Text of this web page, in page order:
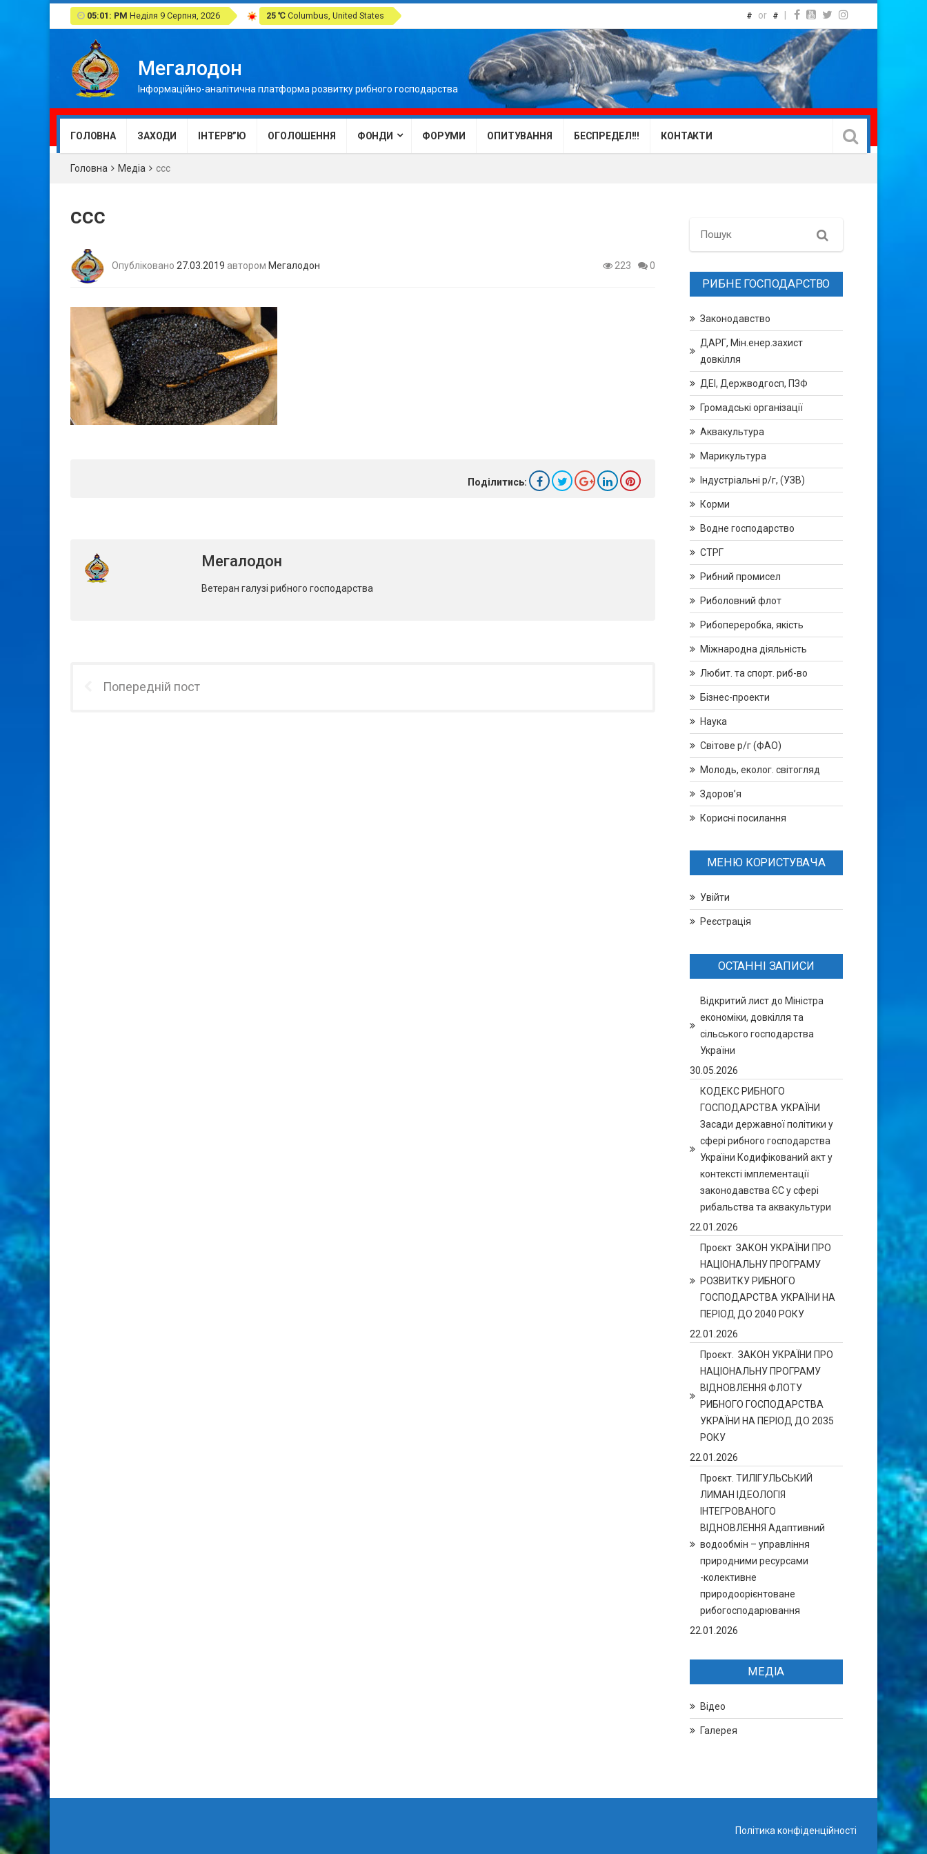
05:01: PM Неділя 9 Серпня, 2026 25 ℃ Columbus, United States # or #
Мегалодон
Інформаційно-аналітична платформа розвитку рибного господарства
ГОЛОВНА ЗАХОДИ ІНТЕРВ”Ю ОГОЛОШЕННЯ ФОНДИ ФОРУМИ ОПИТУВАННЯ БЕСПРЕДЕЛ!!! КОНТАКТИ
Головна Медіа ccc
ccc
Опубліковано 27.03.2019 автором Мегалодон 223 0
Поділитись:
Мегалодон
Ветеран галузі рибного господарства
Попередній пост
Search
РИБНЕ ГОСПОДАРСТВО
Законодавство
ДАРГ, Мін.енер.захист
довкілля
ДЕІ, Держводгосп, ПЗФ
Громадські організації
Аквакультура
Марикультура
Індустріальні р/г, (УЗВ)
Корми
Водне господарство
СТРГ
Рибний промисел
Риболовний флот
Рибопереробка, якість
Міжнародна діяльність
Любит. та спорт. риб-во
Бізнес-проекти
Наука
Світове р/г (ФАО)
Молодь, еколог. світогляд
Здоров’я
Корисні посилання
МЕНЮ КОРИСТУВАЧА
Увійти
Реєстрація
ОСТАННІ ЗАПИСИ
Відкритий лист до Міністра
економіки, довкілля та
сільського господарства
України
30.05.2026
КОДЕКС РИБНОГО
ГОСПОДАРСТВА УКРАЇНИ
Засади державної політики у
сфері рибного господарства
України Кодифікований акт у
контексті імплементації
законодавства ЄС у сфері
рибальства та аквакультури
22.01.2026
Проєкт ЗАКОН УКРАЇНИ ПРО
НАЦІОНАЛЬНУ ПРОГРАМУ
РОЗВИТКУ РИБНОГО
ГОСПОДАРСТВА УКРАЇНИ НА
ПЕРІОД ДО 2040 РОКУ
22.01.2026
Проєкт. ЗАКОН УКРАЇНИ ПРО
НАЦІОНАЛЬНУ ПРОГРАМУ
ВІДНОВЛЕННЯ ФЛОТУ
РИБНОГО ГОСПОДАРСТВА
УКРАЇНИ НА ПЕРІОД ДО 2035
РОКУ
22.01.2026
Проєкт. ТИЛІГУЛЬСЬКИЙ
ЛИМАН ІДЕОЛОГІЯ
ІНТЕГРОВАНОГО
ВІДНОВЛЕННЯ Адаптивний
водообмін – управління
природними ресурсами
-колективне
природоорієнтоване
рибогосподарювання
22.01.2026
МЕДІА
Відео
Галерея
Політика конфіденційності